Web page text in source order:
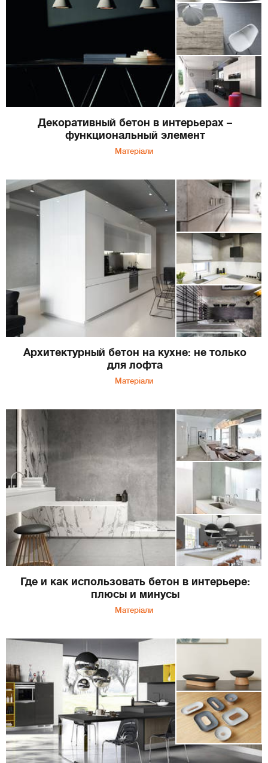
Декоративный бетон в интерьерах –
функциональный элемент
Матеріали
Архитектурный бетон на кухне: не только
для лофта
Матеріали
Где и как использовать бетон в интерьере:
плюсы и минусы
Матеріали